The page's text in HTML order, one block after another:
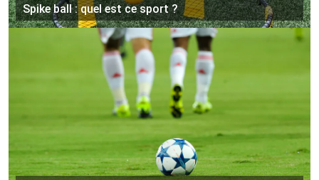
Spike ball : quel est ce sport ?